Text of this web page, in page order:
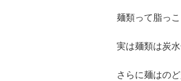
麺類って脂っ
実は麺類は炭
さらに麺はの